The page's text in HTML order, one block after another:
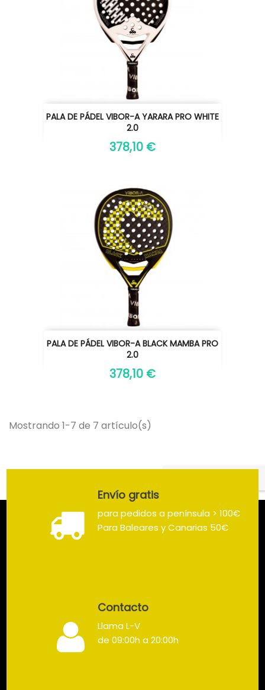
PALA DE PÁDEL VIBOR-A YARARA PRO WHITE
2.0
378,10 €
PALA DE PÁDEL VIBOR-A BLACK MAMBA PRO
2.0
378,10 €
Mostrando 1-7 de 7 artículo(s)
Envío gratis
para pedidos a península > 100€
Para Baleares y Canarias 50€
Contacto
Llama L-V
de 09:00h a 20:00h